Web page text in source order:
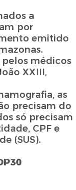
a
por
emitido
pelos médicos
XXIII,
as
precisam do
só precisam
CPF e
(SUS).